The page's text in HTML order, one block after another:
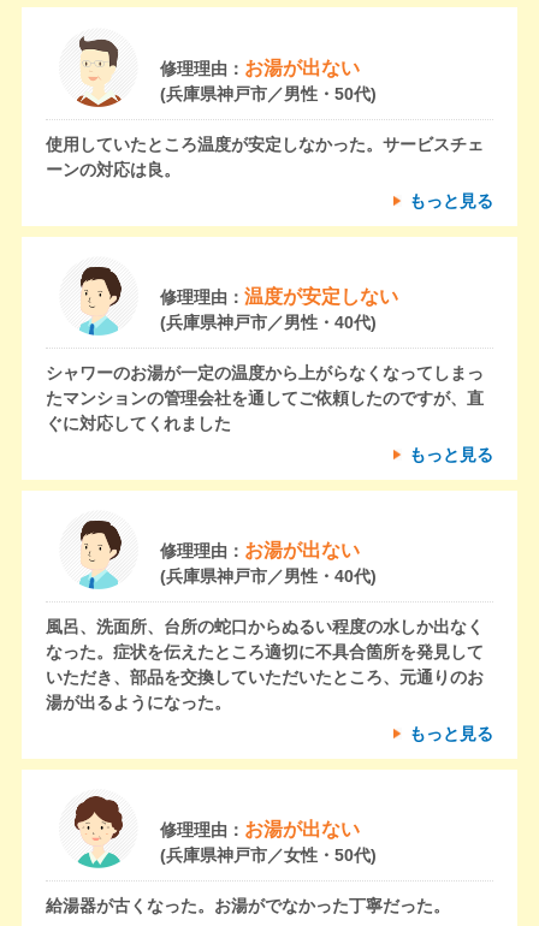
修理理由： お湯が出ない
(兵庫県神戸市／男性・50代)
使用していたところ温度が安定しなかった。サービスチェ
ーンの対応は良。
もっと見る
修理理由： 温度が安定しない
(兵庫県神戸市／男性・40代)
シャワーのお湯が一定の温度から上がらなくなってしまっ
たマンションの管理会社を通してご依頼したのですが、直
ぐに対応してくれました
もっと見る
修理理由： お湯が出ない
(兵庫県神戸市／男性・40代)
風呂、洗面所、台所の蛇口からぬるい程度の水しか出なく
なった。症状を伝えたところ適切に不具合箇所を発見して
いただき、部品を交換していただいたところ、元通りのお
湯が出るようになった。
もっと見る
修理理由： お湯が出ない
(兵庫県神戸市／女性・50代)
給湯器が古くなった。お湯がでなかった丁寧だった。